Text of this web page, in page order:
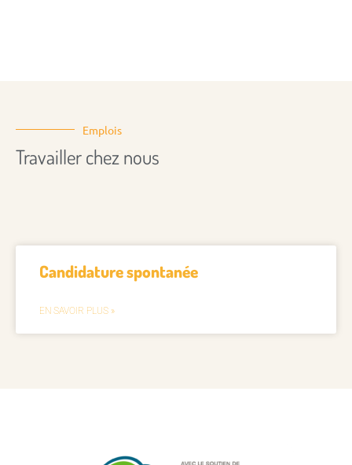
Emplois
Travailler chez nous
Candidature spontanée
EN SAVOIR PLUS »